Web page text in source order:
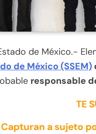
de México.-
de México (SSEM)
responsable
TE
Capturan a sujeto